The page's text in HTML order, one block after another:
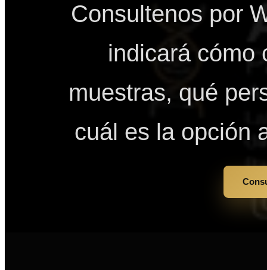
Consultenos por
indicará cómo
muestras, qué
cuál es la opción